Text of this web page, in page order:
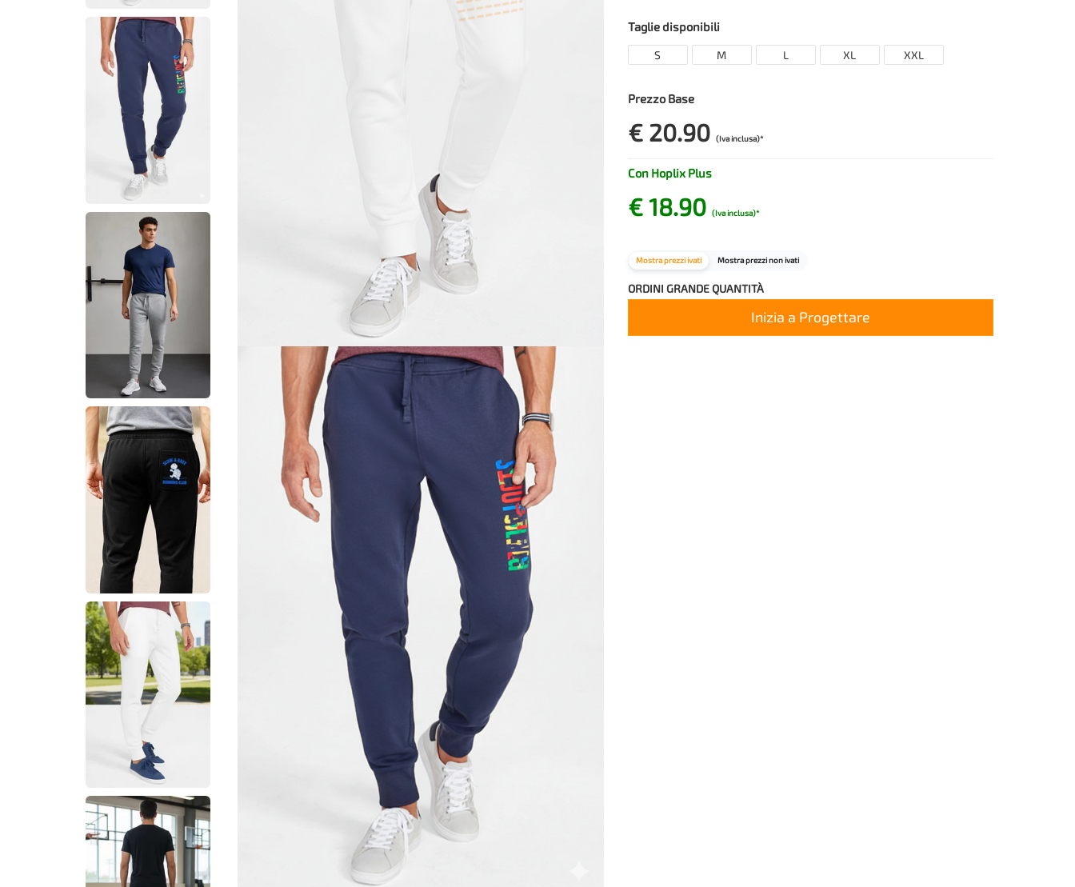
Taglie disponibili
S M L XL XXL
Prezzo Base
€ 20.90 (Iva inclusa)*
Con Hoplix Plus
€ 18.90 (Iva inclusa)*
Mostra prezzi ivati Mostra prezzi non ivati
ORDINI GRANDE QUANTITÀ
Inizia a Progettare